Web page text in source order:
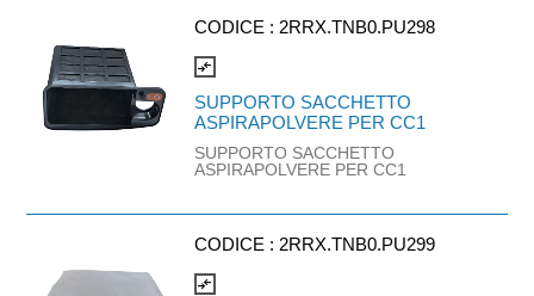
CODICE : 2RRX.TNB0.PU298
compare_arrows
SUPPORTO SACCHETTO
ASPIRAPOLVERE PER CC1
SUPPORTO SACCHETTO
ASPIRAPOLVERE PER CC1
CODICE : 2RRX.TNB0.PU299
compare_arrows